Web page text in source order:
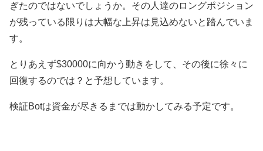
ぎたのではないでしょうか。その人達のロングポジション
が残っている限りは大幅な上昇は見込めないと踏んでいま
す。
とりあえず$30000に向かう動きをして、その後に徐々に
回復するのでは？と予想しています。
検証Botは資金が尽きるまでは動かしてみる予定です。